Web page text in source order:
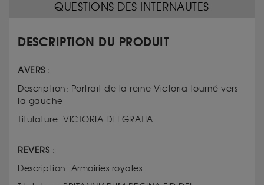
QUESTIONS DES INTERNAUTES
DESCRIPTION DU PRODUIT
AVERS :
Description: Portrait de la reine Victoria tourné vers
la gauche
Titulature: VICTORIA DEI GRATIA
REVERS :
Description: Armoiries royales